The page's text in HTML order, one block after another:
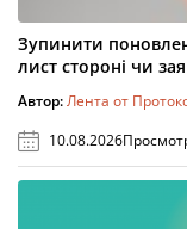
Зупинити
лист стороні чи
Автор:Лента от
10.08.2026